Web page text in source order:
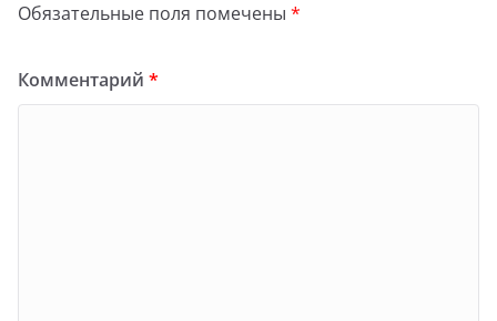
Обязательные поля помечены *
Комментарий *